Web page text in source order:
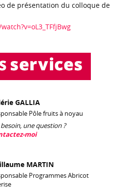
de présentation du colloque de
GALLIA
Pôle fruits à noyau
une question ?
moi
MARTIN
Programmes Abricot